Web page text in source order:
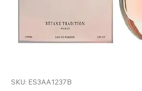
SKU: ES3AA1237B